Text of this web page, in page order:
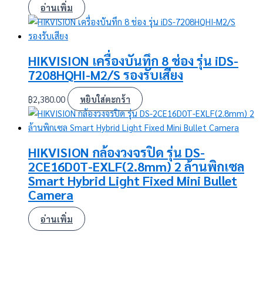
อ่านเพิ่ม
HIKVISION เครื่องบันทึก 8 ช่อง รุ่น iDS-
7208HQHI-M2/S รองรับเสียง
฿2,380.00 หยิบใส่ตะกร้า
HIKVISION กล้องวงจรปิด รุ่น DS-
2CE16D0T-EXLF(2.8mm) 2 ล้านพิกเซล
Smart Hybrid Light Fixed Mini Bullet
Camera
อ่านเพิ่ม